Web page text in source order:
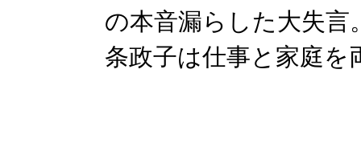
の本音漏らした大失言
条政子は仕事と家庭を